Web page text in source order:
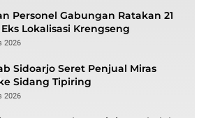
Personel Gabungan Ratakan 21
Lokalisasi Krengseng
2026
Sidoarjo Seret Penjual Miras
Sidang Tipiring
2026